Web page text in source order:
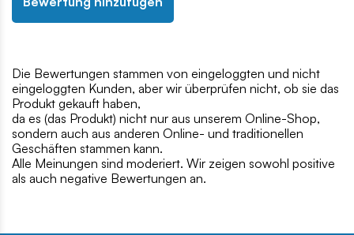
Die Bewertungen stammen von eingeloggten und nicht
eingeloggten Kunden, aber wir überprüfen nicht, ob sie das
Produkt gekauft haben,
da es (das Produkt) nicht nur aus unserem Online-Shop,
sondern auch aus anderen Online- und traditionellen
Geschäften stammen kann.
Alle Meinungen sind moderiert. Wir zeigen sowohl positive
als auch negative Bewertungen an.